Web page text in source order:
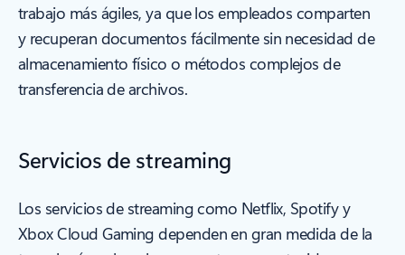
trabajo más ágiles, ya que los empleados comparten
y recuperan documentos fácilmente sin necesidad de
almacenamiento físico o métodos complejos de
transferencia de archivos.
Servicios de streaming
Los servicios de streaming como Netflix, Spotify y
Xbox Cloud Gaming dependen en gran medida de la